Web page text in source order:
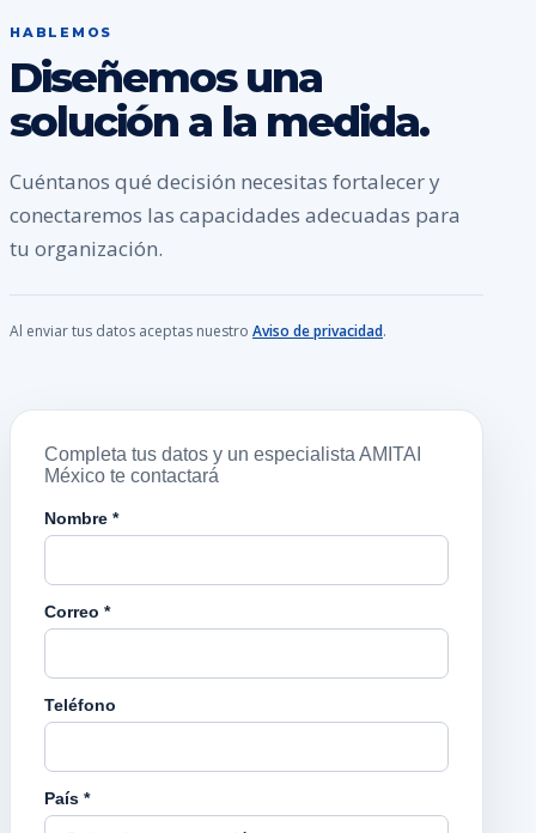
HABLEMOS
Diseñemos una
solución a la medida.
Cuéntanos qué decisión necesitas fortalecer y
conectaremos las capacidades adecuadas para
tu organización.
Al enviar tus datos aceptas nuestro Aviso de privacidad.